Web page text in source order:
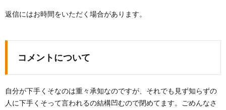
返信にはお時間をいただく場合があります。
コメントについて
自分が下手くそなのは重々承知なのですが、それでも見ず知らずの
人に下手くそって言われるの結構凹むので閉めてます。ごめんなさ